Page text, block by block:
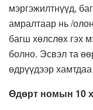
мэргэжилтнүүд,
амралтаар нь /
багш хөлслөх гэх
болно. Эсвэл та
өдрүүдээр
Өдөрт номын 10